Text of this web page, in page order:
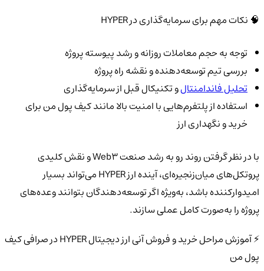
🧠 نکات مهم برای سرمایه‌گذاری در HYPER
توجه به حجم معاملات روزانه و رشد پیوسته پروژه
بررسی تیم توسعه‌دهنده و نقشه راه پروژه
تحلیل فاندامنتالو تکنیکال قبل از سرمایه‌گذاری
استفاده از پلتفرم‌هایی با امنیت بالا مانند کیف پول من برای
خرید و نگهداری ارز
با در نظر گرفتن روند رو به رشد صنعت Web3 و نقش کلیدی
پروتکل‌های میان‌زنجیره‌ای، آینده ارز HYPER می‌تواند بسیار
امیدوارکننده باشد، به‌ویژه اگر توسعه‌دهندگان بتوانند وعده‌های
پروژه را به‌صورت کامل عملی سازند.
⚡ آموزش مراحل خرید و فروش آنی ارز دیجیتال HYPER در صرافی کیف
پول من